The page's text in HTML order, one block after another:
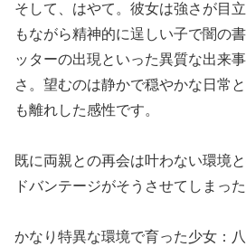
そして、はやて。彼女は強さが目
もながら精神的に逞しい子で闇の
ッターの出現といった異質な出来
さ。望むのは静かで穏やかな日常
も離れした感性です。
既に両親との再会は叶わない環境
ドバンテージがそうさせてしまった
かなり特異な環境で育った少女：